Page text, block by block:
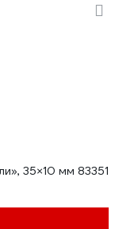
35×10 мм 83351